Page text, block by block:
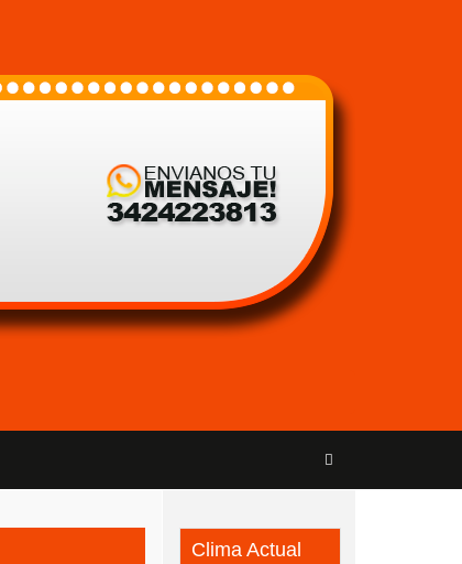
Clima Actual